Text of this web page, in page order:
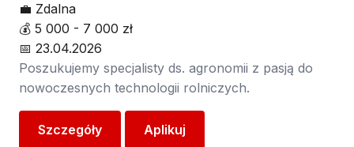
💼 Zdalna
💰 5 000 - 7 000 zł
📅 23.04.2026
Poszukujemy specjalisty ds. agronomii z pasją do
nowoczesnych technologii rolniczych.
Szczegóły Aplikuj